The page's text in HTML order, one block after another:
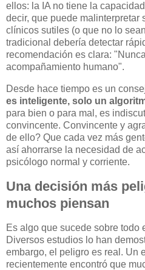
ellos: la IA no tiene la
decir, que puede malinterpretar
clínicos sutiles (o que no lo
tradicional debería detectar
recomendación es clara:
acompañamiento humano".
Desde hace tiempo es un
es inteligente, solo un
para bien o para mal, es
convincente. Convincente y
de ello? Que cada vez más
así ahorrarse la necesidad de
psicólogo normal y corriente.
Una decisión más
muchos piensan
Es algo que sucede sobre todo
Diversos estudios lo han
embargo, el peligro es real. Un
recientemente encontró que